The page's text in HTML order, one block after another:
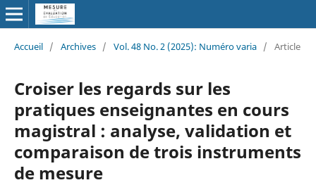
Accueil / Archives / Vol. 48 No. 2 (2025): Numéro varia / Article
Croiser les regards sur les
pratiques enseignantes en cours
magistral : analyse, validation et
comparaison de trois instruments
de mesure